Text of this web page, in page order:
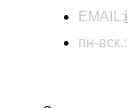
EMAIL:
пн-